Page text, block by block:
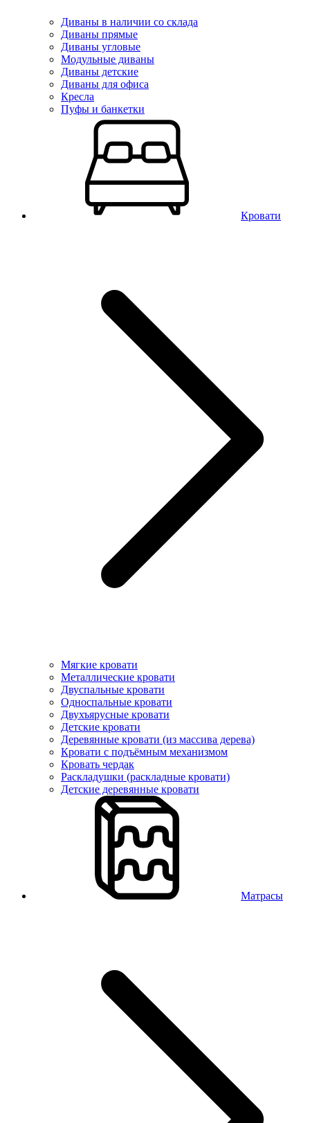
Диваны в наличии со склада
Диваны прямые
Диваны угловые
Модульные диваны
Диваны детские
Диваны для офиса
Кресла
Пуфы и банкетки
Кровати
Мягкие кровати
Металлические кровати
Двуспальные кровати
Односпальные кровати
Двухъярусные кровати
Детские кровати
Деревянные кровати (из массива дерева)
Кровати с подъёмным механизмом
Кровать чердак
Раскладушки (раскладные кровати)
Детские деревянные кровати
Матрасы